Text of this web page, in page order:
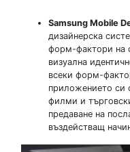
Samsung Mobile
дизайнерска
форм-фактори на
визуална
всеки форм-
приложението си
филми и
предаване на
въздействащ